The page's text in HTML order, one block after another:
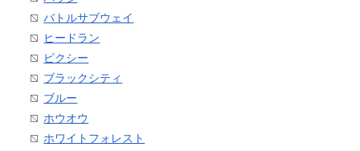
バトルサブウェイ
ヒードラン
ピクシー
ブラックシティ
ブルー
ホウオウ
ホワイトフォレスト